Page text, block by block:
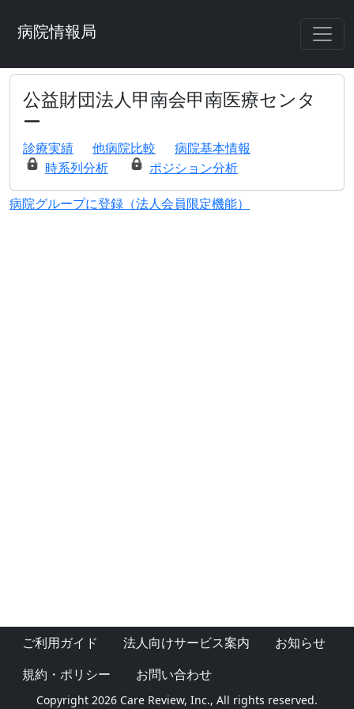
病院情報局
公益財団法人甲南会甲南医療センタ
ー
診療実績 他病院比較
病院基本情報
時系列分析
ポジション分析
病院グループに登録（法人会員限定機能）
ご利用ガイド 法人向けサービス案内
お知らせ
規約・ポリシー
お問い合わせ
Copyright 2026 Care Review, Inc., All rights reserved.